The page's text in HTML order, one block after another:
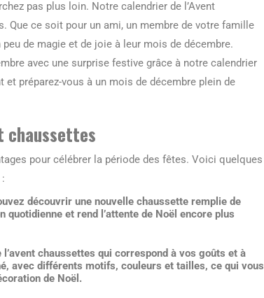
pas plus loin. Notre calendrier de l’Avent
Que ce soit pour un ami, un membre de votre famille
de magie et de joie à leur mois de décembre.
avec une surprise festive grâce à notre calendrier
préparez-vous à un mois de décembre plein de
chaussettes
pour célébrer la période des fêtes. Voici quelques
découvrir une nouvelle chaussette remplie de
et rend l’attente de Noël encore plus
chaussettes qui correspond à vos goûts et à
avec différents motifs, couleurs et tailles, ce qui vous
de Noël.